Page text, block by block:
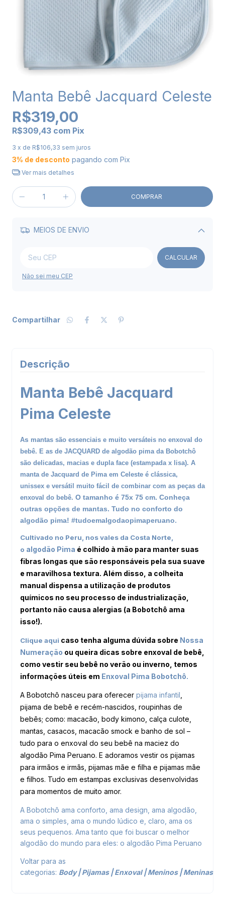
Manta Bebê Jacquard Celeste
R$319,00
R$309,43 com Pix
3 x de R$106,33 sem juros
3% de desconto pagando com Pix
Ver mais detalhes
MEIOS DE ENVIO
Alterar CEP
CALCULAR
Não sei meu CEP
Compartilhar
Descrição
Manta Bebê Jacquard
Pima Celeste
As mantas são essenciais e muito versáteis no enxoval do
bebê. E as de JACQUARD de algodão pima da Bobotchô
são delicadas, macias e dupla face (estampada x lisa). A
manta de Jacquard de Pima em Celeste é clássica,
unissex e versátil muito fácil de combinar com as peças da
enxoval do bebê. O tamanho é 75x 75 cm. Conheça
outras opções de mantas. Tudo no conforto do
algodão pima! #tudoemalgodaopimaperuano.
Cultivado no Peru, nos vales da Costa Norte,
o algodão Pima é colhido à mão para manter suas
fibras longas que são responsáveis pela sua suave
e maravilhosa textura. Além disso, a colheita
manual dispensa a utilização de produtos
químicos no seu processo de industrialização,
portanto não causa alergias (a Bobotchô ama
isso!).
Clique aqui caso tenha alguma dúvida sobre Nossa
Numeração ou queira dicas sobre enxoval de bebê,
como vestir seu bebê no verão ou inverno, temos
informações úteis em Enxoval Pima Bobotchô.
A Bobotchô nasceu para oferecer pijama infantil
pijama de bebê e recém-nascidos, roupinhas de
bebês; como: macacão, body kimono, calça culote,
mantas, casacos, macacão smock e banho de sol –
tudo para o enxoval do seu bebê na maciez do
algodão Pima Peruano. E adoramos vestir os pijamas
para irmãos e irmãs, pijamas mãe e filha e pijamas mãe
e filhos. Tudo em estampas exclusivas desenvolvidas
para momentos de muito amor.
A Bobotchô ama conforto, ama design, ama algodão,
ama o simples, ama o mundo lúdico e, claro, ama os
seus pequenos. Ama tanto que foi buscar o melhor
algodão do mundo para eles: o algodão Pima Peruano
Voltar para as
categorias: Body|Pijamas|Enxoval|Meninos|Meninas